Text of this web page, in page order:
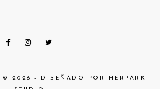
© 2026 - DISEÑADO POR
HERPARK